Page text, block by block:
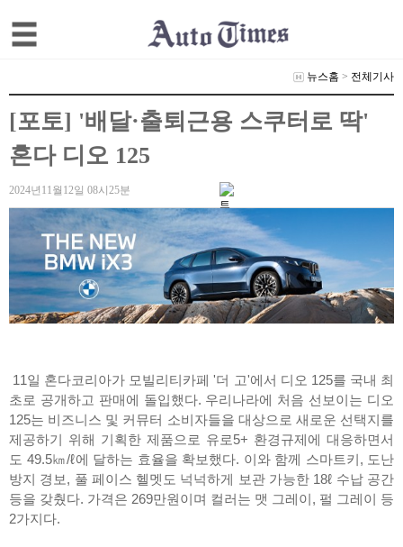
뉴스홈 > 전체기사
[포토] '배달·출퇴근용 스쿠터로 딱'
혼다 디오 125
2024년11월12일 08시25분
11일 혼다코리아가 모빌리티카페 '더 고'에서 디오 125를 국내 최
초로 공개하고 판매에 돌입했다. 우리나라에 처음 선보이는 디오
125는 비즈니스 및 커뮤터 소비자들을 대상으로 새로운 선택지를
제공하기 위해 기획한 제품으로 유로5+ 환경규제에 대응하면서
도 49.5㎞/ℓ에 달하는 효율을 확보했다. 이와 함께 스마트키, 도난
방지 경보, 풀 페이스 헬멧도 넉넉하게 보관 가능한 18ℓ 수납 공간
등을 갖췄다. 가격은 269만원이며 컬러는 맷 그레이, 펄 그레이 등
2가지다.